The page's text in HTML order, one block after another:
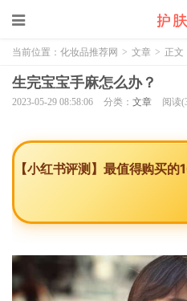
当前位置： 化妆品推荐网 > 文章 > 正文
生完宝宝手麻怎么办？
2023-05-29 08:58:06 分类： 文章 阅读
【小红书评测】最值得购买